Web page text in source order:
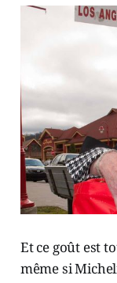
Et ce goût est
même si